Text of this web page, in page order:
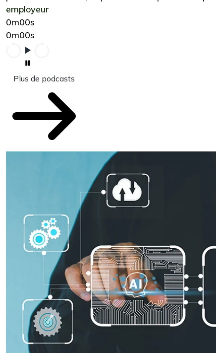
employeur
0m00s
0m00s
Plus de podcasts